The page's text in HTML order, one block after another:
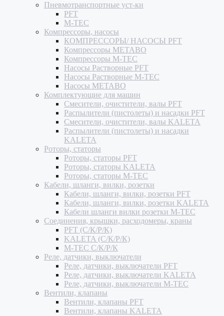
Пневмотранспортные уст-ки
PFT
M-TEC
Компрессоры, насосы
КОМПРЕССОРЫ/ НАСОСЫ PFT
Компрессоры METABO
Компрессоры M-TEC
Насосы Растворные PFT
Насосы Растворные M-TEC
Насосы METABO
Комплектующие для машин
Смесители, очистители, валы PFT
Распылители (пистолеты) и насадки PFT
Смесители, очистители, валы KALETA
Распылители (пистолеты) и насадки
KALETA
Роторы, статоры
Роторы, статоры PFT
Роторы, статоры KALETA
Роторы, статоры M-TEC
Кабели, шланги, вилки, розетки
Кабели, шланги, вилки, розетки PFT
Кабели, шланги, вилки, розетки KALETA
Кабели шланги вилки розетки M-TEC
Соединения, крышки, расходомеры, краны
PFT (С/К/Р/К)
KALETA (С/К/Р/К)
M-TEC С/К/Р/К
Реле, датчики, выключатели
Реле, датчики, выключатели PFT
Реле, датчики, выключатели KALETA
Реле, датчики, выключатели M-TEC
Вентили, клапаны
Вентили, клапаны PFT
Вентили, клапаны KALETA